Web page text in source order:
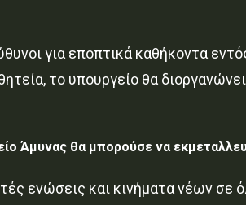
για εποπτικά καθήκοντα
το υπουργείο θα
Άμυνας θα μπορούσε να
ενώσεις και κινήματα νέων